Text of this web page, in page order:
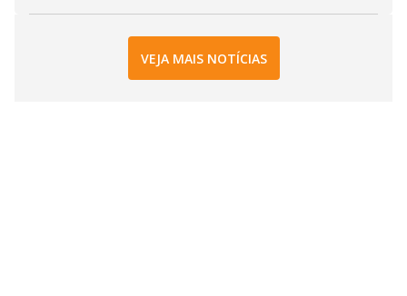
VEJA MAIS NOTÍCIAS